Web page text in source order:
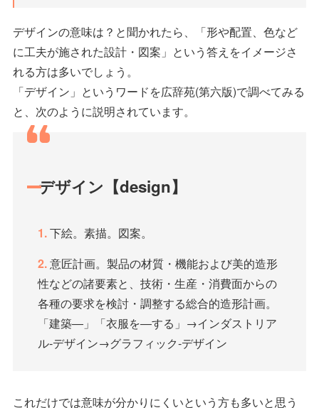
デザインの意味は？と聞かれたら、「形や配置、色など
に工夫が施された設計・図案」という答えをイメージさ
れる方は多いでしょう。
「デザイン」というワードを広辞苑(第六版)で調べてみる
と、次のように説明されています。
デザイン【design】
下絵。素描。図案。
意匠計画。製品の材質・機能および美的造形
性などの諸要素と、技術・生産・消費面からの
各種の要求を検討・調整する総合的造形計画。
「建築―」「衣服を―する」→インダストリア
ル‐デザイン→グラフィック‐デザイン
これだけでは意味が分かりにくいという方も多いと思う